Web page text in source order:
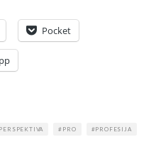
Pocket
PERSPEKTIVA PRO
PROFESIJA